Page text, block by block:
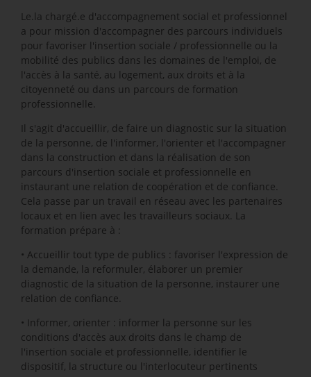
Le.la chargé.e d'accompagnement social et professionnel
a pour mission d'accompagner des parcours individuels
pour favoriser l'insertion sociale / professionnelle ou la
mobilité des publics dans les domaines de l'emploi, de
l'accès à la santé, au logement, aux droits et à la
citoyenneté ou dans un parcours de formation
professionnelle.
Il s'agit d'accueillir, de faire un diagnostic sur la situation
de la personne, de l'informer, l'orienter et l'accompagner
dans la construction et dans la réalisation de son
parcours d'insertion sociale et professionnelle en
instaurant une relation de coopération et de confiance.
Cela passe par un travail en réseau avec les partenaires
locaux et en lien avec les travailleurs sociaux. La
formation prépare à :
• Accueillir tout type de publics : favoriser l'expression de
la demande, la reformuler, élaborer un premier
diagnostic de la situation de la personne, instaurer une
relation de confiance.
• Informer, orienter : informer la personne sur les
conditions d'accès aux droits dans le champ de
l'insertion sociale et professionnelle, identifier le
dispositif, la structure ou l'interlocuteur pertinents